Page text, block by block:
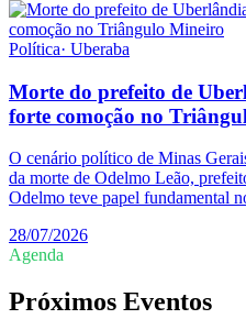
Política· Uberaba
Morte do prefeito de
forte comoção no
O cenário político de Minas
da morte de Odelmo Leão,
Odelmo teve papel fundamental
28/07/2026
Agenda
Próximos Eventos